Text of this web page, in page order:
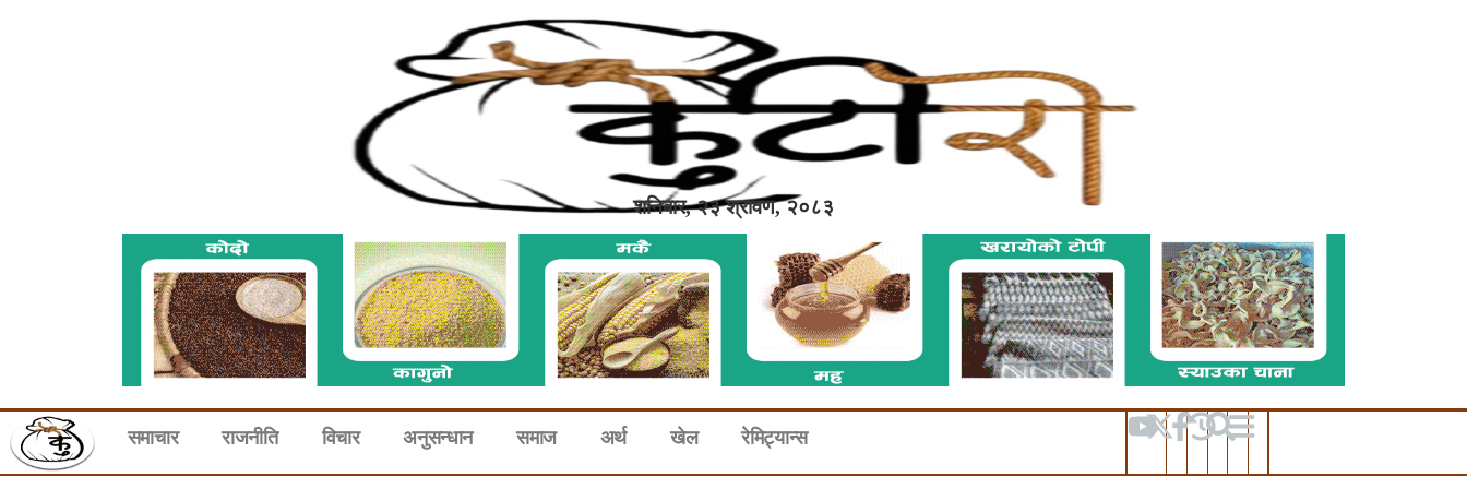
शनिबार, २३ श्रावण, २०८३
समाचार राजनीति विचार अनुसन्धान समाज अर्थ खेल रेमिट्यान्स